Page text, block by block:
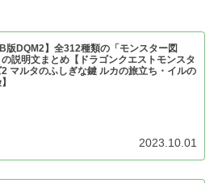
版DQM2】全312種類の「モンスター図
説明文まとめ【ドラゴンクエストモンスタ
2 マルタのふしぎな鍵 ルカの旅立ち・イルの
2023.10.01